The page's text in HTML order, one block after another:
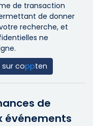
de transaction
de donner
recherche, et
ne
coppten
de
événements